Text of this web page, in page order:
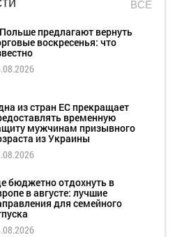
ВСЕ
предлагают вернуть
воскресенья: что
из стран ЕС прекращает
временную
мужчинам призывного
из Украины
бюджетно отдохнуть в
в августе: лучшие
для семейного